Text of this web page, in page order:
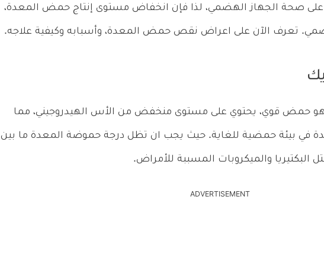
على صحة الجهاز الهضمي، لذا فإن انخفاض مستوى إنتاج حمض المعدة،
تعرف الآن على اعراض نقص حمض المعدة، وأسبابه وكيفية علاجه.
حمض الهيدروكلوريك HCL هو حمض قوي، يحتوي على مستوى منخفض من الأس الهيدروجيني، مما
ADVERTISEMENT